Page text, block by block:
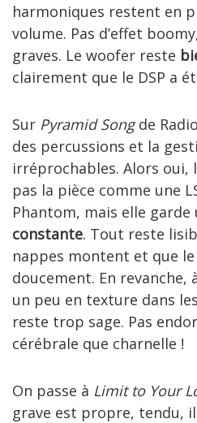
harmoniques restent en
volume. Pas d’effet
graves. Le woofer reste
clairement que le DSP a
Sur Pyramid Songde
des percussions et la
irréprochables. Alors oui,
pas la pièce comme une
Phantom, mais elle garde
constante. Tout reste
nappes montent et que
doucement. En revanche,
un peu en texture dans
reste trop sage. Pas
cérébrale que charnelle !
On passe à Limit to Your
grave est propre, tendu,